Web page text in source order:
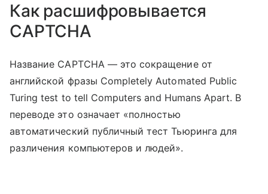
Как расшифровывается
CAPTCHA
Название CAPTCHA — это сокращение от
английской фразы Completely Automated Public
Turing test to tell Computers and Humans Apart. В
переводе это означает «полностью
автоматический публичный тест Тьюринга для
различения компьютеров и людей».